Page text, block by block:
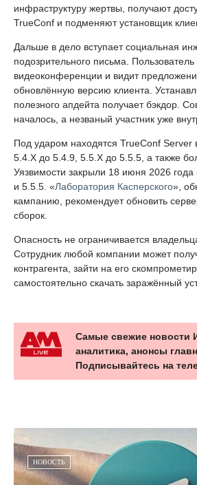
инфраструктуру жертвы, получают
TrueConf и подменяют установщик
Дальше в дело вступает социальная
подозрительного письма.
видеоконференции и видит
обновлённую версию клиента.
полезного апдейта получает бэкдор.
началось, а незваный участник уже
Под ударом находятся TrueConf Server
5.4.X до 5.4.9, 5.5.X до 5.5.5, а также
Уязвимости закрыли 18 июня 2026 года
и 5.5.5. «Лаборатория Касперского»,
кампанию, рекомендует обновить
сборок.
Опасность не ограничивается
Сотрудник любой компании может
контрагента, зайти на его
самостоятельно скачать заражённый
Самые свежие новости
аналитика, анонсы
Подписывайтесь на
НОВОСТЬ